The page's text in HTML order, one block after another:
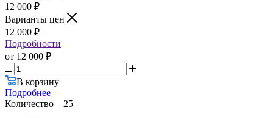
12 000 ₽
Варианты цен
12 000 ₽
Подробности
от 12 000 ₽
В корзину
Подробнее
Количество—25